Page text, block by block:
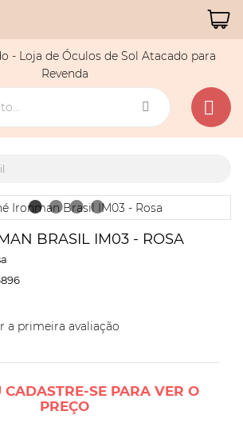
BRASIL IM03 - ROSA
a primeira avaliação
CADASTRE-SE PARA VER O
PREÇO